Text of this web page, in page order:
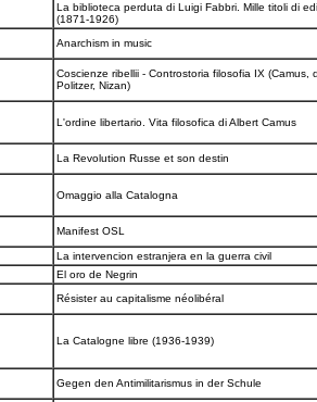
La biblioteca perduta di Luigi Fabbri. Mille titoli di
(1871-1926)
Anarchism in music
Coscienze ribellii - Controstoria filosofia IX (Camus,
Politzer, Nizan)
L'ordine libertario. Vita filosofica di Albert Camus
La Revolution Russe et son destin
Omaggio alla Catalogna
Manifest OSL
La intervencion estranjera en la guerra civil
El oro de Negrin
Résister au capitalisme néolibéral
La Catalogne libre (1936-1939)
Gegen den Antimilitarismus in der Schule